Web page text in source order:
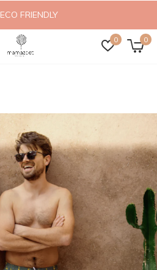
0 0
ECO FRIENDLY